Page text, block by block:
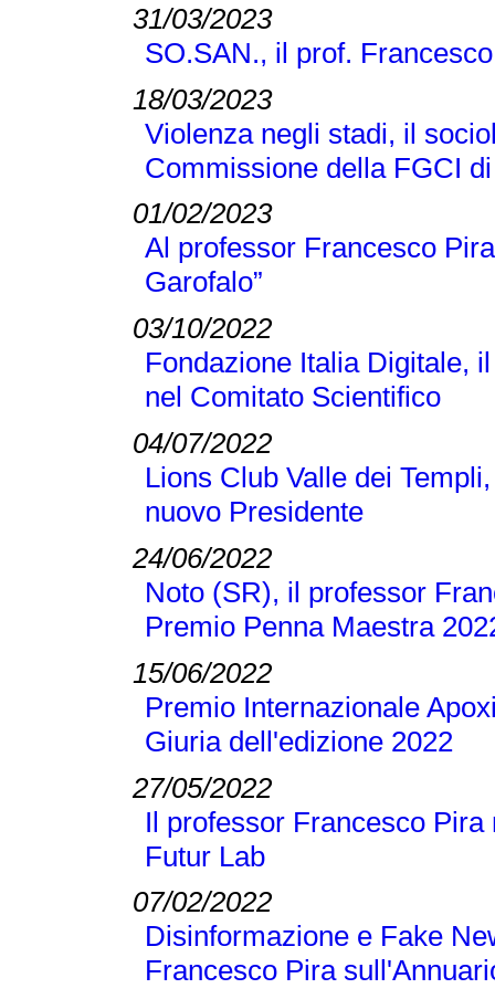
31/03/2023
SO.SAN., il prof.
18/03/2023
Violenza negli stadi, il
Commissione della FGCI
01/02/2023
Al professor Francesco
Garofalo”
03/10/2022
Fondazione Italia Digitale,
nel Comitato Scientifico
04/07/2022
Lions Club Valle dei
nuovo Presidente
24/06/2022
Noto (SR), il professor
Premio Penna Maestra
15/06/2022
Premio Internazionale
Giuria dell'edizione 2022
27/05/2022
Il professor Francesco
Futur Lab
07/02/2022
Disinformazione e Fake
Francesco Pira